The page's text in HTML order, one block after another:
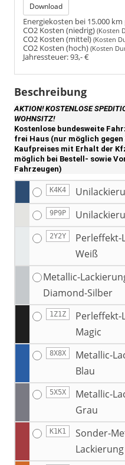
Download
Energiekosten bei 15.000 km
CO2 Kosten (niedrig) (Kosten
CO2 Kosten (mittel) (Kosten
CO2 Kosten (hoch) (Kosten
Jahressteuer:93,- €
Beschreibung
AKTION! KOSTENLOSE
WOHNSITZ!
Kostenlose bundesweite
frei Haus (nur möglich
Kaufpreises mit Erhalt der
möglich bei Bestell- sowie
Fahrzeugen)
K4K4
9P9P
2Y2Y
Perleffekt-
Weiß
Metallic-
Diamond-Silber
1Z1Z
Perleffekt-
Magic
8X8X
Metallic-
Blau
5X5X
Metallic-
Grau
K1K1
Sonder-